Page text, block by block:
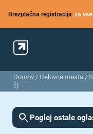
Brezplačna registracija za
Domov / Delovna mesta /
ž)
Poglej ostale